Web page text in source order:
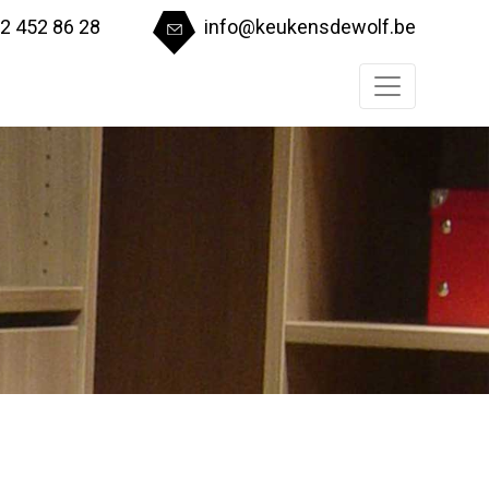
info@keukensdewolf.be
452 86 28